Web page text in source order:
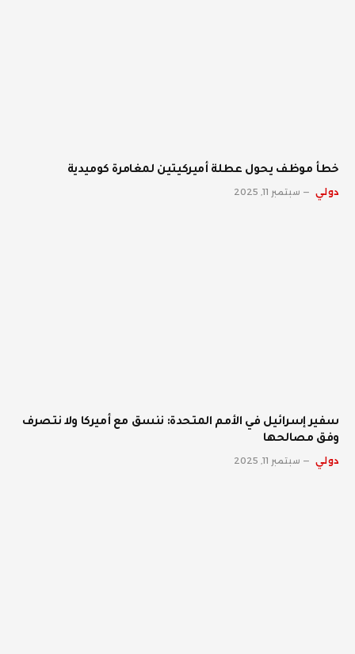
خطأ موظف يحول عطلة أميركيتين لمغامرة كوميدية
دولي سبتمبر 11, 2025
سفير إسرائيل في الأمم المتحدة: ننسق مع أميركا ولا نتصرف
وفق مصالحها
دولي سبتمبر 11, 2025